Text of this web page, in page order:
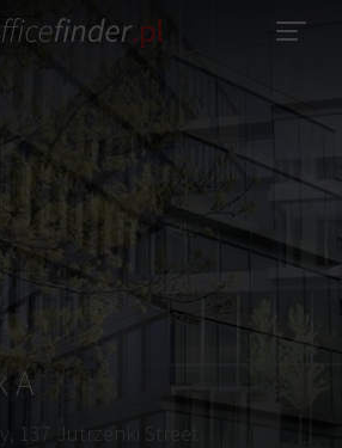
A
137 Jutrzenki Street